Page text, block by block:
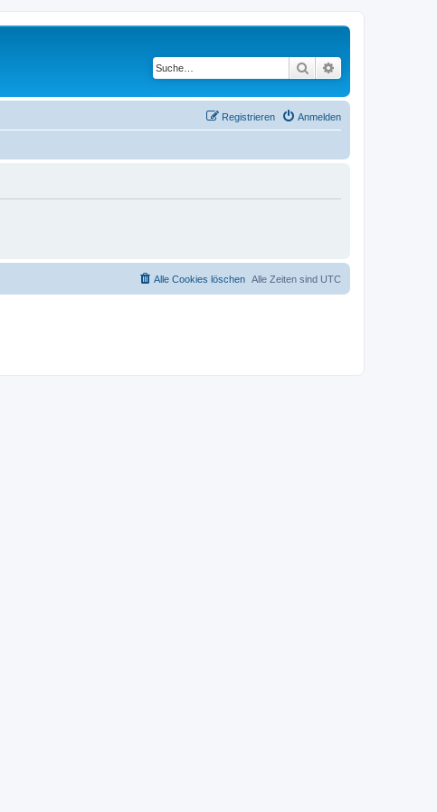
Suche
Anmelden
Registrieren
Alle Zeiten sind UTC
Alle Cookies löschen